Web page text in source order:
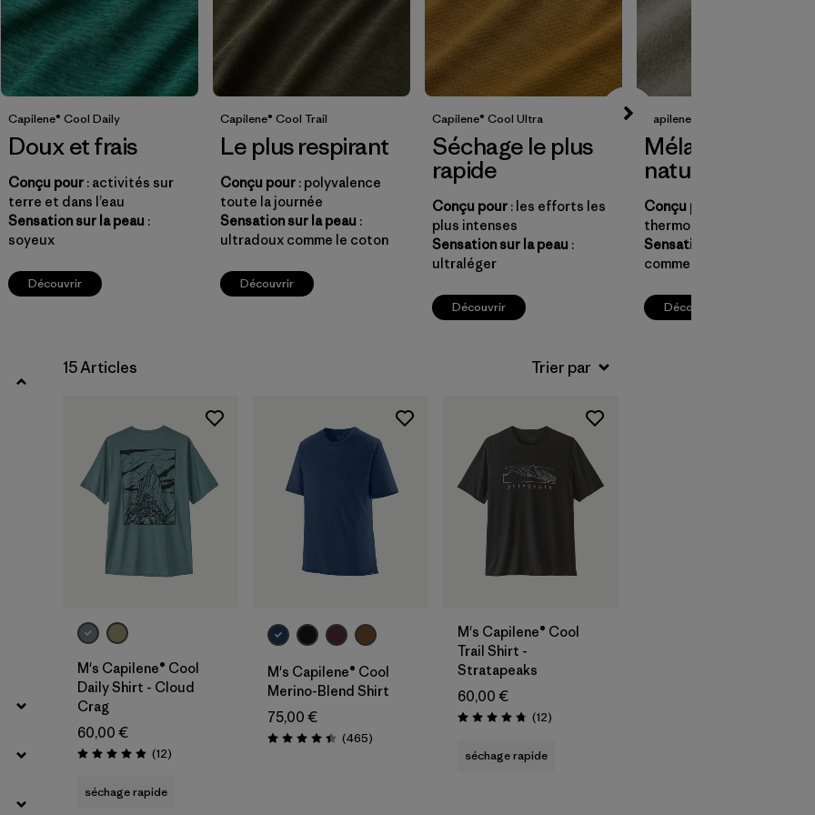
Filtrer par
Coupe
Filtrer par
Prix
Filtrer par
Capilene® Cool Daily
Doux et frais
Conçu pour : activités sur
terre et dans l’eau
Sensation sur la peau :
soyeux
Découvrir
Capilene® Cool Trail
Le plus respirant
Conçu pour : polyvalence
toute la journée
Sensation sur la peau :
ultradoux comme le coton
Découvrir
Capilene® Cool UItra
Séchage le plus
rapide
Conçu pour : les efforts les
plus intenses
Sensation sur la peau :
ultraléger
Découvrir
Capilene® Cool Merino Blend
Mélange de
naturelles
Conçu pour
thermorégulation
Sensation sur la peau
comme de la laine
Découvrir
15 Articles
M's Capilene® Cool
Daily Shirt - Cloud
Crag
60,00 €
Évaluation: 4.9 / 5
(12Avis
)
séchage rapide
M's Capilene® Cool
Merino-Blend Shirt
75,00 €
Évaluation: 4.4 / 5
(465Avis
)
M's Capilene® Cool
Trail Shirt -
Stratapeaks
60,00 €
Évaluation: 4.8 / 5
(12Avis
)
séchage rapide